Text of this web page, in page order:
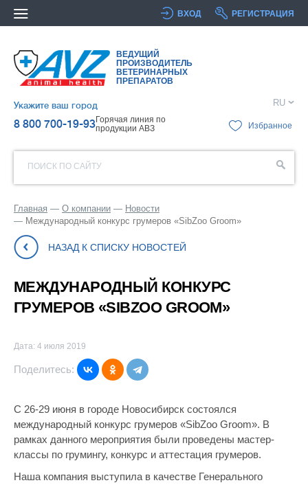
ВХОД РЕГИСТРАЦИЯ
ВЕДУЩИЙ
ПРОИЗВОДИТЕЛЬ
ВЕТЕРИНАРНЫХ
ПРЕПАРАТОВ
Укажите ваш город
8 800 700-19-93Горячая линия по
продукции АВЗ
RU
Избранное
ПОИСК ПО САЙТУ
Главная О компании
Новости
Международный конкурс грумеров «SibZoo Groom»
НАЗАД К СПИСКУ НОВОСТЕЙ
МЕЖДУНАРОДНЫЙ КОНКУРС
ГРУМЕРОВ «SIBZOO GROOM»
Дата: 4 июля 2019
Поделитесь:
С 26-29 июня в городе Новосибирск состоялся
международный конкурс грумеров «SibZoo Groom». В
рамках данного мероприятия были проведены мастер-
классы по грумингу, конкурс и аттестация грумеров.
Наша компания выступила в качестве Генерального